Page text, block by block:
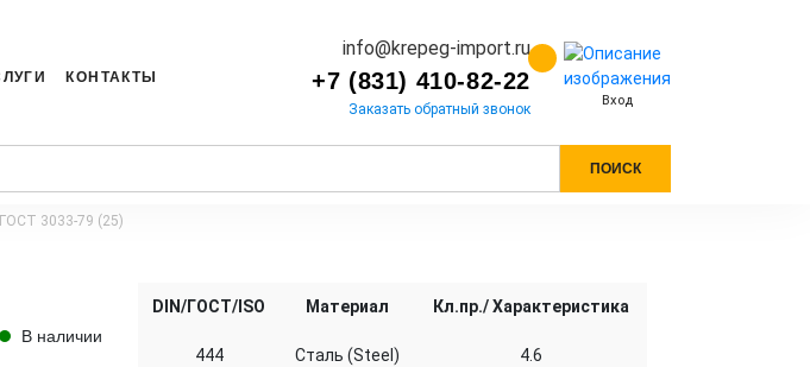
КОНТАКТЫ
info@krepeg-import.ru
+7 (831) 410-82-22
Заказать обратный звонок Вход
ПОИСК
3033-79 (25)
В наличии
DIN/ГОСТ/ISO Материал Кл.пр./ Характеристика
444 Сталь (Steel) 4.6